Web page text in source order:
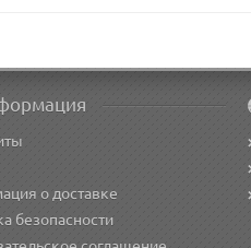
о доставке
безопасности